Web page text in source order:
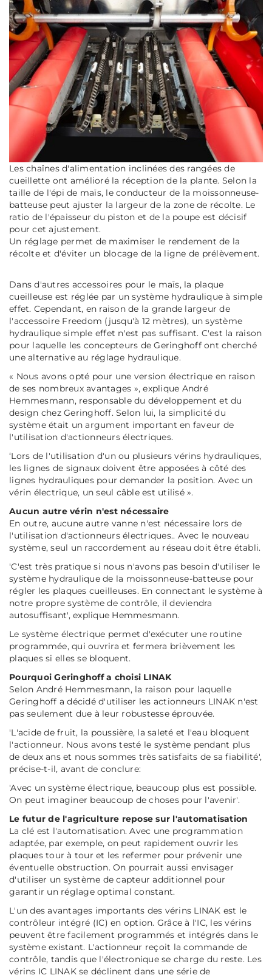
Les chaînes d'alimentation inclinées des rangées de
cueillette ont amélioré la réception de la plante. Selon la
taille de l'épi de maïs, le conducteur de la moissonneuse-
batteuse peut ajuster la largeur de la zone de récolte. Le
ratio de l'épaisseur du piston et de la poupe est décisif
pour cet ajustement.
Un réglage permet de maximiser le rendement de la
récolte et d'éviter un blocage de la ligne de prélèvement.
Dans d'autres accessoires pour le maïs, la plaque
cueilleuse est réglée par un système hydraulique à simple
effet. Cependant, en raison de la grande largeur de
l'accessoire Freedom (jusqu'à 12 mètres), un système
hydraulique simple effet n'est pas suffisant. C'est la raison
pour laquelle les concepteurs de Geringhoff ont cherché
une alternative au réglage hydraulique.
« Nous avons opté pour une version électrique en raison
de ses nombreux avantages », explique André
Hemmesmann, responsable du développement et du
design chez Geringhoff. Selon lui, la simplicité du
système était un argument important en faveur de
l'utilisation d'actionneurs électriques.
‘Lors de l'utilisation d'un ou plusieurs vérins hydrauliques,
les lignes de signaux doivent être apposées à côté des
lignes hydrauliques pour demander la position. Avec un
vérin électrique, un seul câble est utilisé ».
Aucun autre vérin n'est nécessaire
En outre, aucune autre vanne n'est nécessaire lors de
l'utilisation d'actionneurs électriques.. Avec le nouveau
système, seul un raccordement au réseau doit être établi.
'C'est très pratique si nous n'avons pas besoin d'utiliser le
système hydraulique de la moissonneuse-batteuse pour
régler les plaques cueilleuses. En connectant le système à
notre propre système de contrôle, il deviendra
autosuffisant', explique Hemmesmann.
Le système électrique permet d'exécuter une routine
programmée, qui ouvrira et fermera brièvement les
plaques si elles se bloquent.
Pourquoi Geringhoff a choisi LINAK
Selon André Hemmesmann, la raison pour laquelle
Geringhoff a décidé d'utiliser les actionneurs LINAK n'est
pas seulement due à leur robustesse éprouvée.
'L'acide de fruit, la poussière, la saleté et l'eau bloquent
l'actionneur. Nous avons testé le système pendant plus
de deux ans et nous sommes très satisfaits de sa fiabilité',
précise-t-il, avant de conclure:
'Avec un système électrique, beaucoup plus est possible.
On peut imaginer beaucoup de choses pour l'avenir'.
Le futur de l'agriculture repose sur l'automatisation
La clé est l'automatisation. Avec une programmation
adaptée, par exemple, on peut rapidement ouvrir les
plaques tour à tour et les refermer pour prévenir une
éventuelle obstruction. On pourrait aussi envisager
d'utiliser un système de capteur additionnel pour
garantir un réglage optimal constant.
L'un des avantages importants des vérins LINAK est le
contrôleur intégré (IC) en option. Grâce à l'IC, les vérins
peuvent être facilement programmés et intégrés dans le
système existant. L'actionneur reçoit la commande de
contrôle, tandis que l'électronique se charge du reste. Les
vérins IC LINAK se déclinent dans une série de